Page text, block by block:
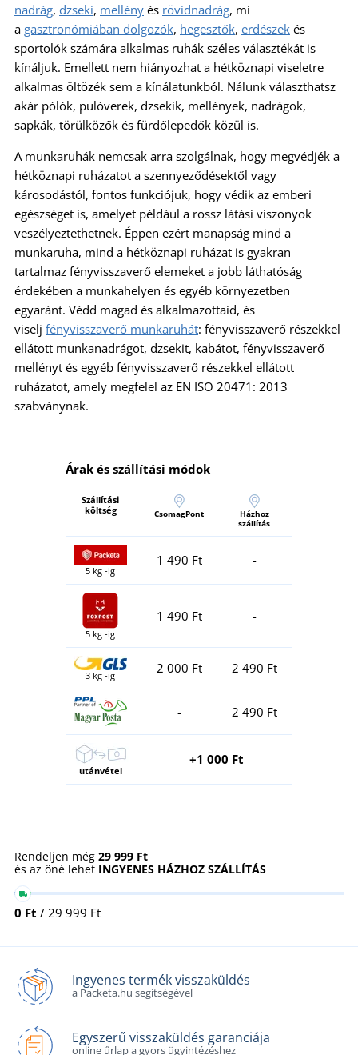
nadrág, dzseki, mellény és rövidnadrág, mi
a gasztronómiában dolgozók, hegesztők, erdészek és
sportolók számára alkalmas ruhák széles választékát is
kínáljuk. Emellett nem hiányozhat a hétköznapi viseletre
alkalmas öltözék sem a kínálatunkból. Nálunk választhatsz
akár pólók, pulóverek, dzsekik, mellények, nadrágok,
sapkák, törülközők és fürdőlepedők közül is.
A munkaruhák nemcsak arra szolgálnak, hogy megvédjék a
hétköznapi ruházatot a szennyeződésektől vagy
károsodástól, fontos funkciójuk, hogy védik az emberi
egészséget is, amelyet például a rossz látási viszonyok
veszélyeztethetnek. Éppen ezért manapság mind a
munkaruha, mind a hétköznapi ruházat is gyakran
tartalmaz fényvisszaverő elemeket a jobb láthatóság
érdekében a munkahelyen és egyéb környezetben
egyaránt. Védd magad és alkalmazottaid, és
viselj fényvisszaverő munkaruhát: fényvisszaverő részekkel
ellátott munkanadrágot, dzsekit, kabátot, fényvisszaverő
mellényt és egyéb fényvisszaverő részekkel ellátott
ruházatot, amely megfelel az EN ISO 20471: 2013
szabványnak.
Árak és szállítási módok
Szállítási
költség
CsomagPont
Házhoz
szállítás
5 kg -ig
1 490 Ft -
5 kg -ig
1 490 Ft -
3 kg -ig 2 000 Ft 2 490 Ft
- 2 490 Ft
utánvétel
+1 000 Ft
Rendeljen még 29 999 Ft
és az öné lehet INGYENES HÁZHOZ SZÁLLÍTÁS
0 Ft / 29 999 Ft
Ingyenes termék visszaküldés
a Packeta.hu segítségével
Egyszerű visszaküldés garanciája
online űrlap a gyors ügyintézéshez